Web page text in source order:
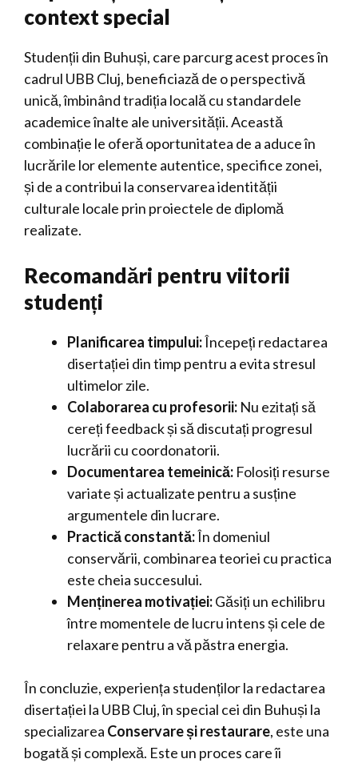
context special
Studenții din Buhuși, care parcurg acest proces în
cadrul UBB Cluj, beneficiază de o perspectivă
unică, îmbinând tradiția locală cu standardele
academice înalte ale universității. Această
combinație le oferă oportunitatea de a aduce în
lucrările lor elemente autentice, specifice zonei,
și de a contribui la conservarea identității
culturale locale prin proiectele de diplomă
realizate.
Recomandări pentru viitorii
studenți
Planificarea timpului:Începeți redactarea
disertației din timp pentru a evita stresul
ultimelor zile.
Colaborarea cu profesorii: Nu ezitați să
cereți feedback și să discutați progresul
lucrării cu coordonatorii.
Documentarea temeinică: Folosiți resurse
variate și actualizate pentru a susține
argumentele din lucrare.
Practică constantă:În domeniul
conservării, combinarea teoriei cu practica
este cheia succesului.
Menținerea motivației:Găsiți un echilibru
între momentele de lucru intens și cele de
relaxare pentru a vă păstra energia.
În concluzie, experiența studenților la redactarea
disertației la UBB Cluj, în special cei din Buhuși la
specializarea Conservare și restaurare, este una
bogată și complexă. Este un proces care îi